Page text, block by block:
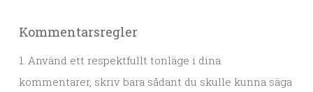
Kommentarsregler
1. Använd ett respektfullt tonläge i dina
kommentarer, skriv bara sådant du skulle kunna säga